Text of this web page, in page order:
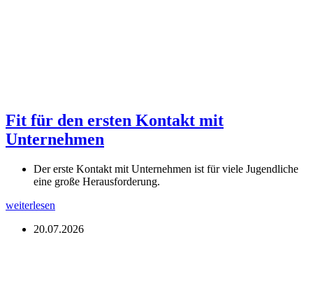
Fit für den ersten Kontakt mit
Unternehmen
Der erste Kontakt mit Unternehmen ist für viele Jugendliche
eine große Herausforderung.
weiterlesen
20.07.2026